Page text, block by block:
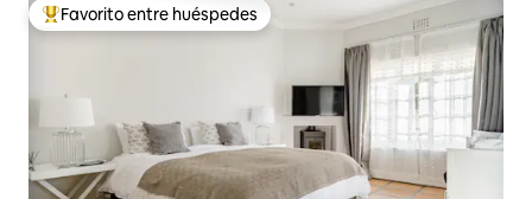
Favorito entre los huéspedes más destacados
Favorito entre huéspedes